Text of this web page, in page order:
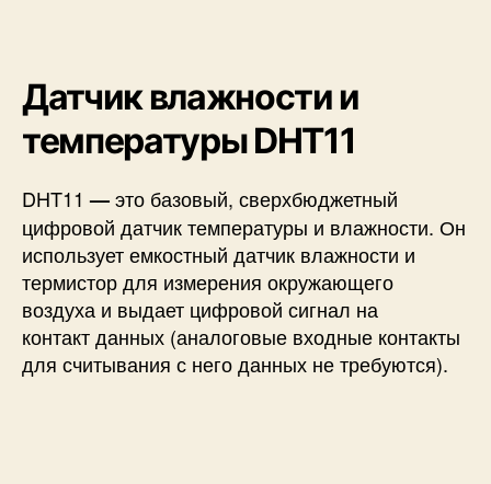
Датчик влажности и
температуры DHT11
DHT11—это базовый, сверхбюджетный
цифровой датчик температуры и влажности. Он
использует емкостный датчик влажности и
термистор для измерения окружающего
воздуха и выдает цифровой сигнал на
контакт данных (аналоговые входные контакты
для считывания с него данных не требуются).